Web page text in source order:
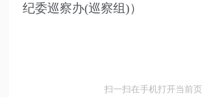
纪委巡察办(巡察组)）
扫一扫在手机打开当前页